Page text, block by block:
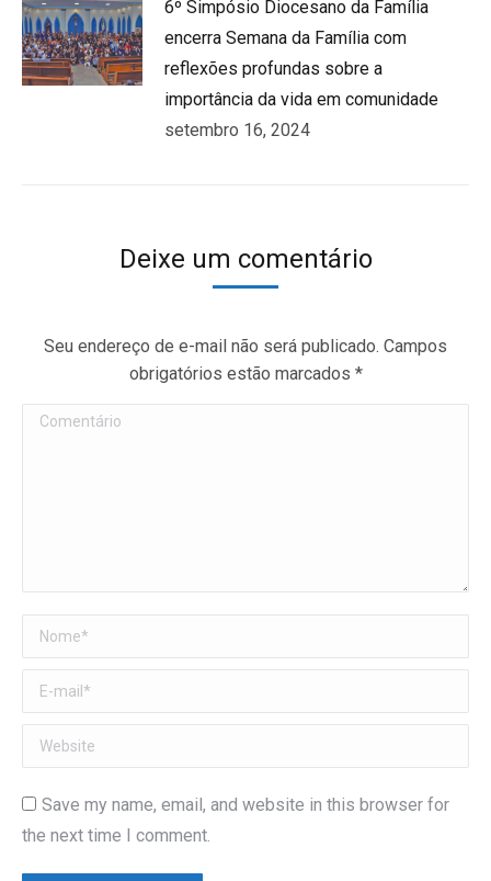
6º Simpósio Diocesano da Família
encerra Semana da Família com
reflexões profundas sobre a
importância da vida em comunidade
setembro 16, 2024
Deixe um comentário
Seu endereço de e-mail não será publicado. Campos
obrigatórios estão marcados *
Comentário
Nome *
E-mail *
Website
Save my name, email, and website in this browser for
the next time I comment.